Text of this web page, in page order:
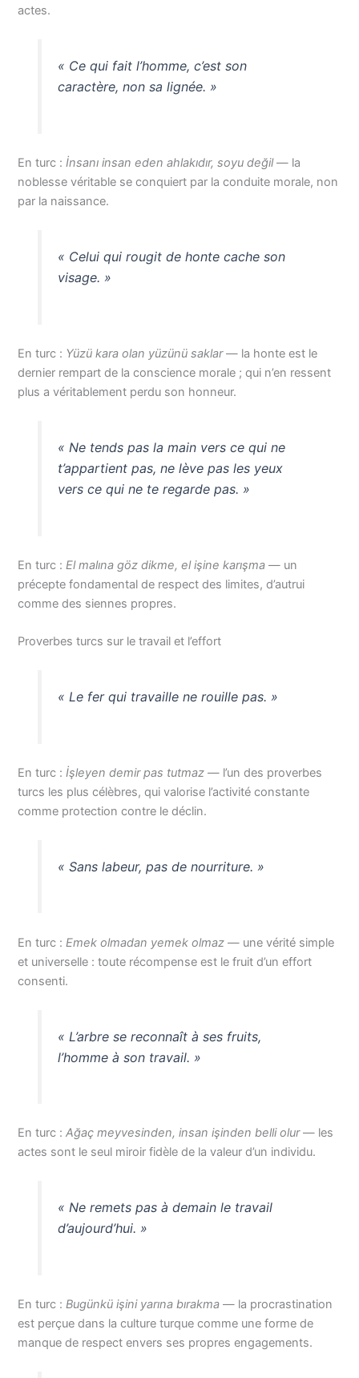
actes.
« Ce qui fait l’homme, c’est son
caractère, non sa lignée. »
En turc :İnsanı insan eden ahlakıdır, soyu değil— la
noblesse véritable se conquiert par la conduite morale, non
par la naissance.
« Celui qui rougit de honte cache son
visage. »
En turc : Yüzü kara olan yüzünü saklar— la honte est le
dernier rempart de la conscience morale ; qui n’en ressent
plus a véritablement perdu son honneur.
« Ne tends pas la main vers ce qui ne
t’appartient pas, ne lève pas les yeux
vers ce qui ne te regarde pas. »
En turc : El malına göz dikme, el işine karışma — un
précepte fondamental de respect des limites, d’autrui
comme des siennes propres.
Proverbes turcs sur le travail et l’effort
« Le fer qui travaille ne rouille pas. »
En turc :İşleyen demir pas tutmaz — l’un des proverbes
turcs les plus célèbres, qui valorise l’activité constante
comme protection contre le déclin.
« Sans labeur, pas de nourriture. »
En turc : Emek olmadan yemek olmaz — une vérité simple
et universelle : toute récompense est le fruit d’un effort
consenti.
« L’arbre se reconnaît à ses fruits,
l’homme à son travail. »
En turc :Ağaç meyvesinden, insan işinden belli olur— les
actes sont le seul miroir fidèle de la valeur d’un individu.
« Ne remets pas à demain le travail
d’aujourd’hui. »
En turc :Bugünkü işini yarına bırakma — la procrastination
est perçue dans la culture turque comme une forme de
manque de respect envers ses propres engagements.